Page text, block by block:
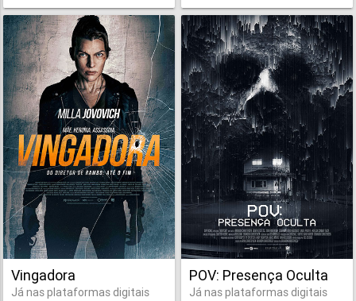
Vingadora
Já nas plataformas digitais
POV: Presença Oculta
Já nas plataformas digitais